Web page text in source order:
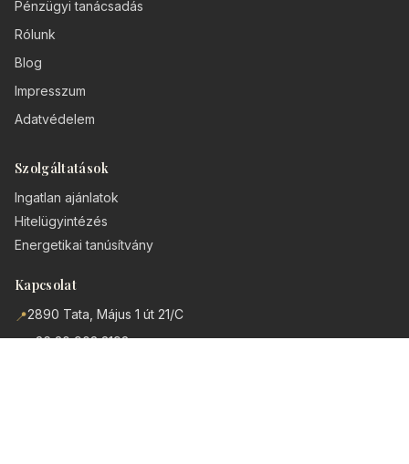
Pénzügyi tanácsadás
Rólunk
Blog
Impresszum
Adatvédelem
Szolgáltatások
Ingatlan ajánlatok
Hitelügyintézés
Energetikai tanúsítvány
Kapcsolat
📍2890 Tata, Május 1 út 21/C
📞+36 30 903 3193